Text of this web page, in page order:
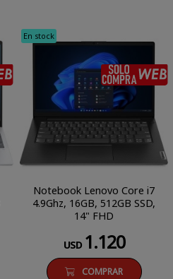
SÓLO COMPRA WEB
En stock
Notebook Lenovo Core i7
4.9Ghz, 16GB, 512GB SSD,
14" FHD
USD 1.120
COMPRAR